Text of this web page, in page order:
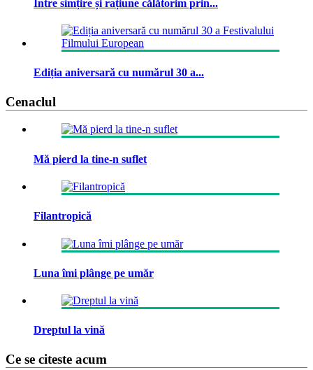
Între simțire și rațiune călătorim prin...
Ediția aniversară cu numărul 30 a...
Cenaclul
Mă pierd la tine-n suflet
Filantropică
Luna îmi plânge pe umăr
Dreptul la vină
Ce se citeste acum